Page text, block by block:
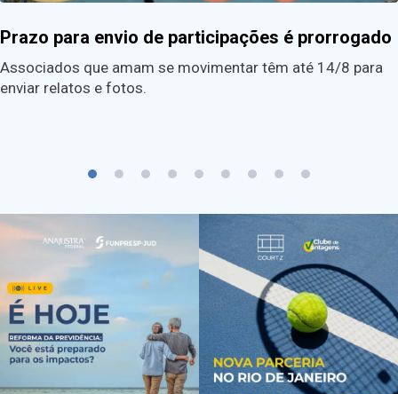
Prazo para envio de participações é prorrogado
Associados que amam se movimentar têm até 14/8 para
enviar relatos e fotos.